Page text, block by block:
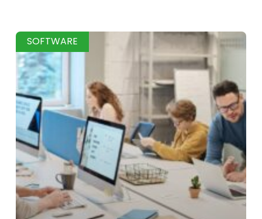
SOFTWARE